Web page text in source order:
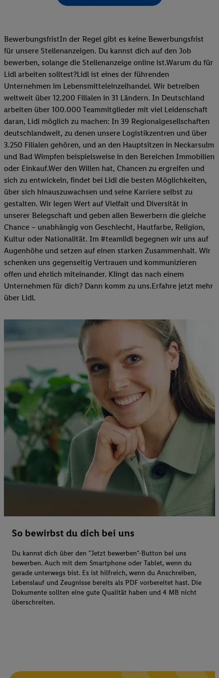
BewerbungsfristIn der Regel gibt es keine Bewerbungsfrist
für unsere Stellenanzeigen. Du kannst dich auf den Job
bewerben, solange die Stellenanzeige online ist.Warum du für
Lidl arbeiten solltest?Lidl ist eines der führenden
Unternehmen im Lebensmitteleinzelhandel. Wir betreiben
weltweit über 12.200 Filialen in 31 Ländern. In Deutschland
arbeiten über 100.000 Teammitglieder mit viel Leidenschaft
daran, Lidl möglich zu machen: In 39 Regionalgesellschaften
deutschlandweit, zu denen unsere Logistikzentren und über
3.250 Filialen gehören, und an den Hauptsitzen in Neckarsulm
und Bad Wimpfen beispielsweise in den Bereichen Immobilien
oder Einkauf.Wer den Willen hat, Chancen zu ergreifen und
sich zu entwickeln, findet bei Lidl die besten Möglichkeiten,
über sich hinauszuwachsen und seine Karriere selbst zu
gestalten. Wir legen Wert auf Vielfalt und Diversität in
unserer Belegschaft und geben allen Bewerbern die gleiche
Chance – unabhängig von Geschlecht, Hautfarbe, Religion,
Kultur oder Nationalität. Im #teamlidl begegnen wir uns auf
Augenhöhe und setzen auf einen starken Zusammenhalt. Wir
schenken uns gegenseitig Vertrauen und kommunizieren
offen und ehrlich miteinander. Klingt das nach einem
Unternehmen für dich? Dann komm zu uns.​Erfahre jetzt mehr
über Lidl.
So bewirbst du dich bei uns
Du kannst dich über den "Jetzt bewerben"-Button bei uns
bewerben. Auch mit dem Smartphone oder Tablet, wenn du
gerade unterwegs bist. Es ist hilfreich, wenn du Anschreiben,
Lebenslauf und Zeugnisse bereits als PDF vorbereitet hast. Die
Dokumente sollten eine gute Qualität haben und 4 MB nicht
überschreiten.